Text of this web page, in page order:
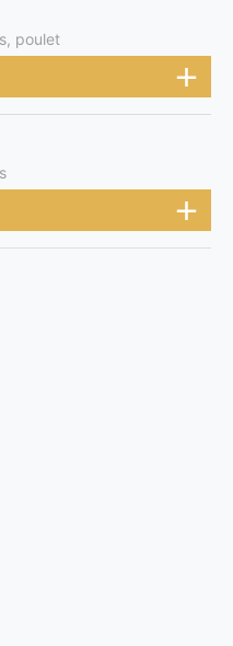
poulet